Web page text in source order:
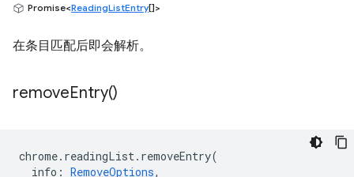
Promise<ReadingListEntry[]>
在条目匹配后即会解析。
removeEntry()
chrome. readingList . removeEntry(
info : RemoveOptions,